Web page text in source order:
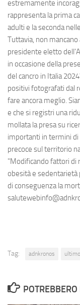
estremamente
rappresenta la prima
adulti e la seconda
Tuttavia, non
presidente eletto
in occasione della
del cancro in Italia
positivi fotografati dal
fare ancora meglio.
e che si registri una
mollata la presa su
importanti in termini di
precoce sul territorio
"Modificando fattori di
obesità e
di conseguenza la
Tag: adnkronos